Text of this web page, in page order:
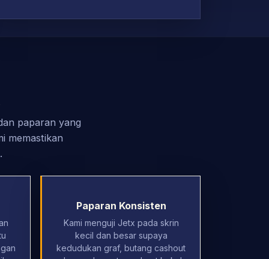
paparan yang
memastikan
Paparan Konsisten
Kami menguji Jetx pada skrin
kecil dan besar supaya
kedudukan graf, butang cashout